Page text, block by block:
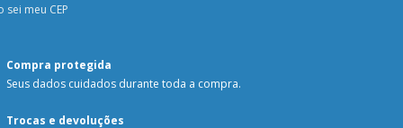
sei meu CEP
Compra protegida
Seus dados cuidados durante toda a compra.
Trocas e devoluções